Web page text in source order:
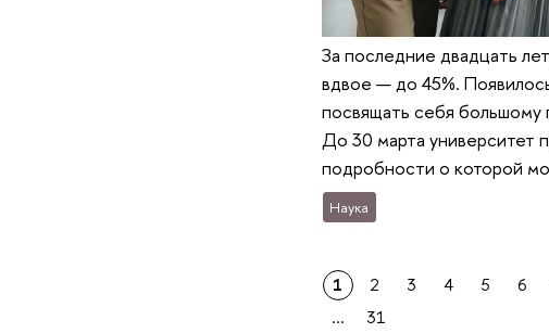
За последние двадцать
вдвое — до 45%.
посвящать себя
До 30 марта университет
подробности о которой
Наука
1 2 3 4 5 6
...
31